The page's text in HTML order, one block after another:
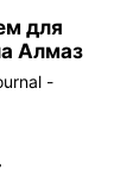
для
Алмаз
-